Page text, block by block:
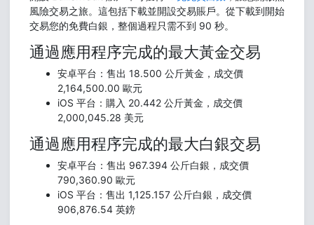
風險交易之旅。這包括下載並開設交易賬戶。從下載到開始
交易您的免費白銀，整個過程只需不到 90 秒。
通過應用程序完成的最大黃金交易
安卓平台：售出 18.500 公斤黃金，成交價
2,164,500.00 歐元
iOS 平台：購入 20.442 公斤黃金，成交價
2,000,045.28 美元
通過應用程序完成的最大白銀交易
安卓平台：售出 967.394 公斤白銀，成交價
790,360.90 歐元
iOS 平台：售出 1,125.157 公斤白銀，成交價
906,876.54 英鎊